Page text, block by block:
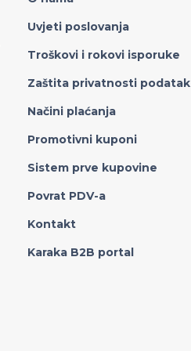
Uvjeti poslovanja
Troškovi i rokovi isporuke
Zaštita privatnosti
Načini plaćanja
Promotivni kuponi
Sistem prve kupovine
Povrat PDV-a
Kontakt
Karaka B2B portal